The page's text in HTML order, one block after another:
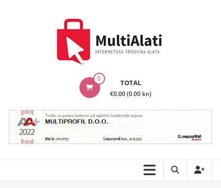
Internetska
trgovina
alata
0 TOTAL
€0.00 (0.00 kn)